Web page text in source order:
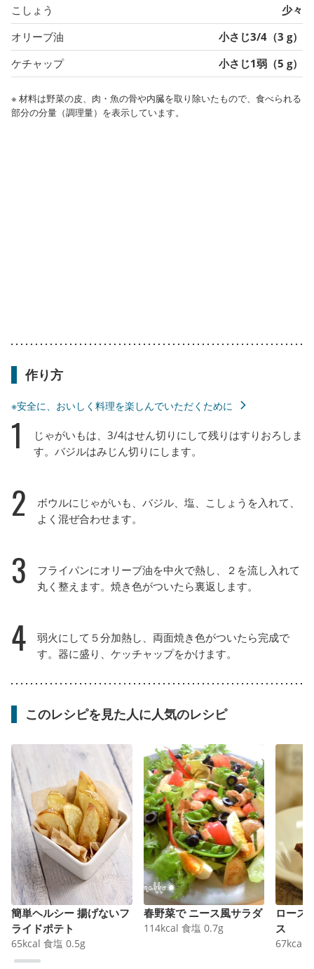
こしょう
少々
オリーブ油
小さじ3/4（3 g）
ケチャップ
小さじ1弱（5 g）
※ 材料は野菜の皮、肉・魚の骨や内臓を取り除いたもので、食べられる
部分の分量（調理量）を表示しています。
作り方
※安全に、おいしく料理を楽しんでいただくために
1
じゃがいもは、3/4はせん切りにして残りはすりおろしま
す。バジルはみじん切りにします。
2
ボウルにじゃがいも、バジル、塩、こしょうを入れて、
よく混ぜ合わせます。
3
フライパンにオリーブ油を中火で熱し、２を流し入れて
丸く整えます。焼き色がついたら裏返します。
4
弱火にして５分加熱し、両面焼き色がついたら完成で
す。器に盛り、ケッチャップをかけます。
このレシピを見た人に人気のレシピ
簡単ヘルシー 揚げないフ
ライドポテト
65kcal 食塩 0.5g
春野菜で ニース風サラダ
114kcal 食塩 0.7g
ロース
ス
67kcal